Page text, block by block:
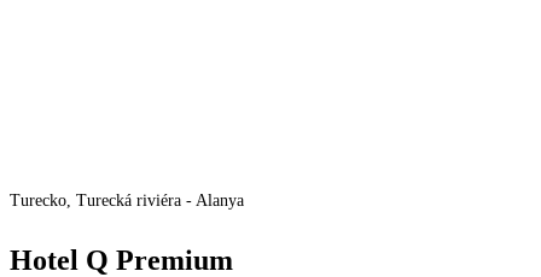
Turecko, Turecká riviéra - Alanya
Hotel Q Premium